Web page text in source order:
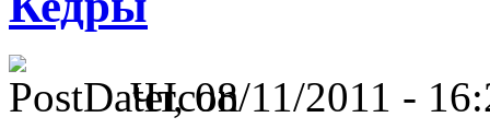
Чт, 08/11/2011 -